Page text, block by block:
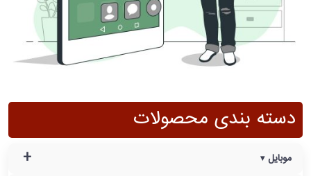
دسته بندی محصولات
+
موبایل